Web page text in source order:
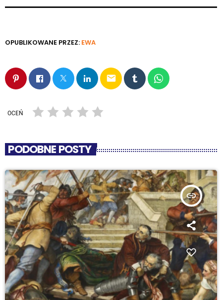
OPUBLIKOWANE PRZEZ: EWA
email
OCEŃ
PODOBNE POSTY
insert_link